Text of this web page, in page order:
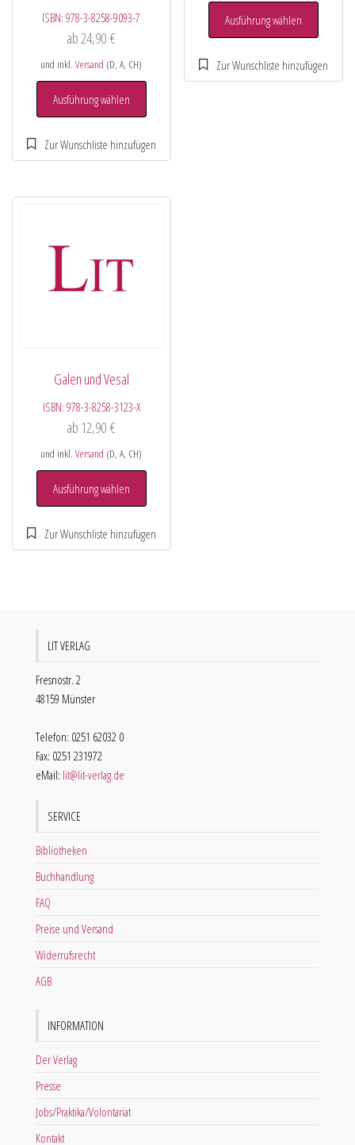
ISBN:978-3-8258-9093-7
ab 24,90€
und inkl.Versand (D, A, CH)
Ausführung wählen
Ausführung wählen
Galen und Vesal
ISBN: 978-3-8258-3123-X
ab 12,90€
und inkl.Versand (D, A, CH)
Ausführung wählen
LIT VERLAG
Fresnostr. 2
48159 Münster
Telefon: 0251 62032 0
Fax: 0251 231972
eMail: lit@lit-verlag.de
SERVICE
Bibliotheken
Buchhandlung
FAQ
Preise und Versand
Widerrufsrecht
AGB
INFORMATION
Der Verlag
Presse
Jobs/Praktika/Volontariat
Kontakt